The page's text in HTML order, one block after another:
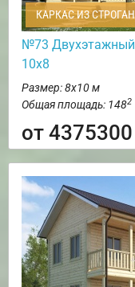
КАРКАС ИЗ
№73
10х8
Размер: 8х10 м
Общая площадь: 1482
от 4375300